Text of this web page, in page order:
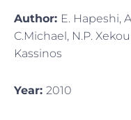
Author: E. Hapeshi,
C.Michael, N.P.
Kassinos
Year: 2010